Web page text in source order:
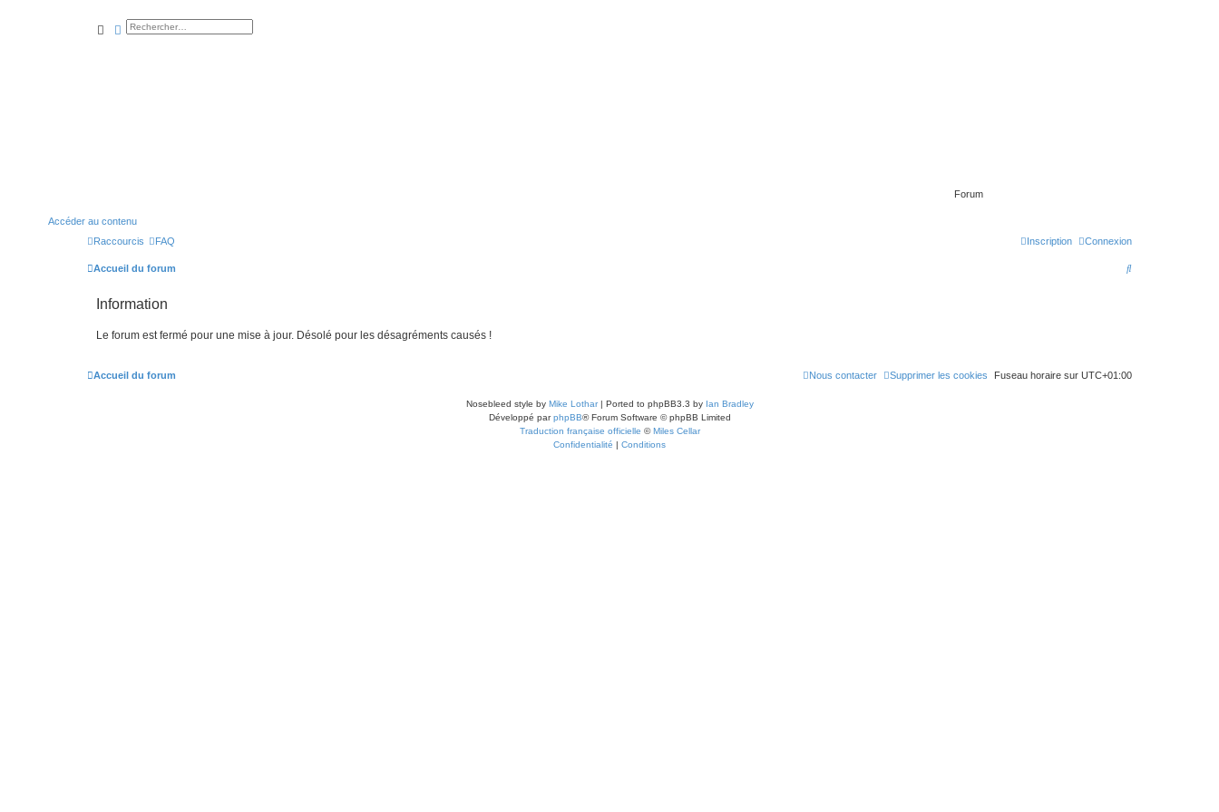
Forum
Accéder au contenu
rechercher
rechercheavancée
Raccourcis FAQ Connexion
Inscription
Accueil du forum
R
r
Information
Le forum est fermé pour une mise à jour. Désolé pour les désagréments causés !
Accueil du forum Fuseau horaire sur UTC+01:00
Supprimer les cookies
Nous contacter
Nosebleed style by Mike Lothar| Ported to phpBB3.3 by Ian Bradley
Développé parphpBB® Forum Software © phpBB Limited
Traduction française officielle ©Miles Cellar
Confidentialité | Conditions